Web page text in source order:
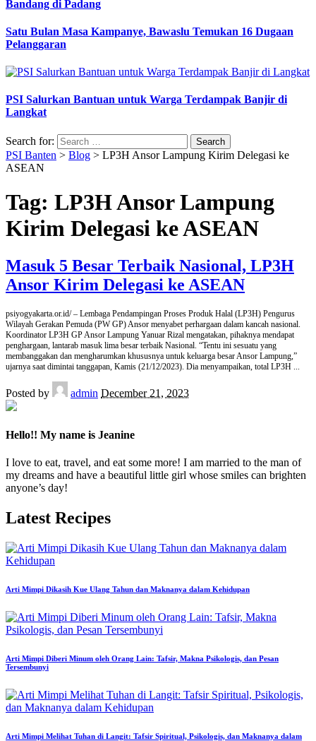
Bandang di Padang
Satu Bulan Masa Kampanye, Bawaslu Temukan 16 Dugaan
Pelanggaran
PSI Salurkan Bantuan untuk Warga Terdampak Banjir di
Langkat
Search for:
PSI Banten > Blog > LP3H Ansor Lampung Kirim Delegasi ke
ASEAN
Tag: LP3H Ansor Lampung
Kirim Delegasi ke ASEAN
Masuk 5 Besar Terbaik Nasional, LP3H
Ansor Kirim Delegasi ke ASEAN
psiyogyakarta.or.id/ – Lembaga Pendampingan Proses Produk Halal (LP3H) Pengurus
Wilayah Gerakan Pemuda (PW GP) Ansor menyabet perhargaan dalam kancah nasional.
Koordinator LP3H GP Ansor Lampung Yanuar Rizal mengatakan, pihaknya mendapat
penghargaan, lantarab masuk lima besar terbaik Nasional. “Tentu ini sesuatu yang
membanggakan dan mengharumkan khususnya untuk keluarga besar Ansor Lampung,”
ujarnya saat dimintai tanggapan, Kamis (21/12/2023). Dia menyampaikan, total LP3H ...
Posted by admin December 21, 2023
Hello!! My name is Jeanine
I love to eat, travel, and eat some more! I am married to the man of
my dreams and have a beautiful little girl whose smiles can brighten
anyone’s day!
Latest Recipes
Arti Mimpi Dikasih Kue Ulang Tahun dan Maknanya dalam Kehidupan
Arti Mimpi Diberi Minum oleh Orang Lain: Tafsir, Makna Psikologis, dan Pesan
Tersembunyi
Arti Mimpi Melihat Tuhan di Langit: Tafsir Spiritual, Psikologis, dan Maknanya dalam